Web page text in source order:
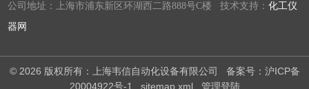
公司地址：上海市浦东新区环湖西二路888号C楼 技术支持：化工仪
器网
© 2026 版权所有：上海韦信自动化设备有限公司 备案号：沪ICP备
20004922号-1
sitemap.xml 管理登陆